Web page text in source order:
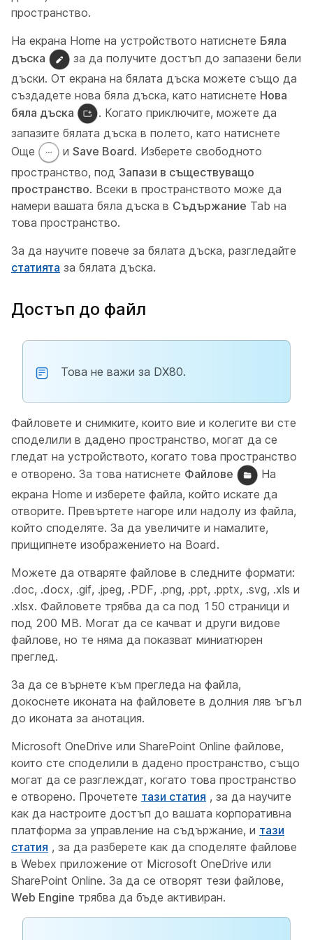
пространство.
На екрана Home на устройството натиснете Бяла
дъска
за да получите достъп до запазени бели
дъски. От екрана на бялата дъска можете също да
създадете нова бяла дъска, като натиснете Нова
бяла дъска
. Когато приключите, можете да
запазите бялата дъска в полето, като натиснете
Още
и Save Board. Изберете свободното
пространство, под Запази в съществуващо
пространство. Всеки в пространството може да
намери вашата бяла дъска в Съдържание Tab на
това пространство.
За да научите повече за бялата дъска, разгледайте
статията за бялата дъска.
Достъп до файл
Това не важи за DX80.
Файловете и снимките, които вие и колегите ви сте
споделили в дадено пространство, могат да се
гледат на устройството, когато това пространство
е отворено. За това натиснете Файлове
На
екрана Home и изберете файла, който искате да
отворите. Превъртете нагоре или надолу из файла,
който споделяте. За да увеличите и намалите,
прищипнете изображението на Board.
Можете да отваряте файлове в следните формати:
.doc, .docx, .gif, .jpeg, .PDF, .png, .ppt, .pptx, .svg, .xls и
.xlsx. Файловете трябва да са под 150 страници и
под 200 MB. Могат да се качват и други видове
файлове, но те няма да показват миниатюрен
преглед.
За да се върнете към прегледа на файла,
докоснете иконата на файловете в долния ляв ъгъл
до иконата за анотация.
Microsoft OneDrive или SharePoint Online файлове,
които сте споделили в дадено пространство, също
могат да се разглеждат, когато това пространство
е отворено. Прочетете тази статия , за да научите
как да настроите достъп до вашата корпоративна
платформа за управление на съдържание, и тази
статия , за да разберете как да споделяте файлове
в Webex приложение от Microsoft OneDrive или
SharePoint Online. За да се отворят тези файлове,
Web Engine трябва да бъде активиран.